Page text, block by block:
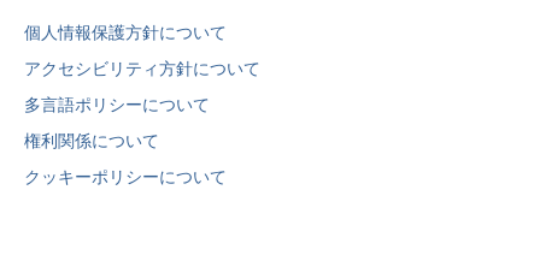
個人情報保護方針について
アクセシビリティ方針について
多言語ポリシーについて
権利関係について
クッキーポリシーについて